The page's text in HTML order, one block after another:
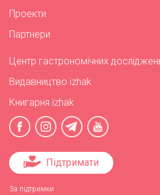
Проекти
Партнери
Центр гастрономічних
Видавництво їzhak
Книгарня їzhak
Підтримати
За підтримки